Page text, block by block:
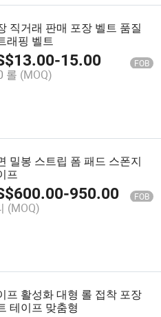
직거래 판매 포장 벨트 품질
래핑 벨트
13.00-15.00 FOB
롤 (MOQ)
밀봉 스트립 폼 패드 스폰지
프
600.00-950.00 FOB
(MOQ)
프 활성화 대형 롤 접착 포장
테이프 맞춤형